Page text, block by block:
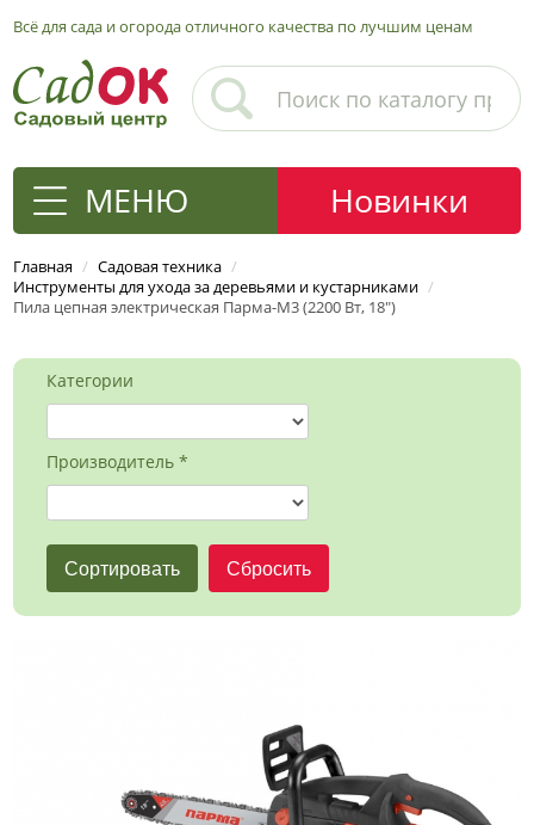
Всё для сада и огорода отличного качества по лучшим ценам
МЕНЮ Новинки
Главная / Садовая техника /
Инструменты для ухода за деревьями и кустарниками /
Пила цепная электрическая Парма-М3 (2200 Вт, 18")
Категории
Производитель *